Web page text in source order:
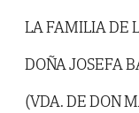
LA FAMILIA DE
DOÑA JOSEFA
(VDA. DE DON